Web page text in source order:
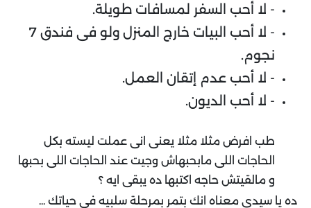
- لا أحب السفر لمسافات طويلة.
- لا أحب البيات خارج المنزل ولو فى فندق 7
نجوم.
- لا أحب عدم إتقان العمل.
- لا أحب الديون.
طب افرض مثلا مثلا يعنى انى عملت ليسته بكل
الحاجات اللى مابحبهاش وجيت عند الحاجات اللى بحبها
و مالقيتش حاجه اكتبها ده يبقى ايه ؟
ده يا سيدى معناه انك بتمر بمرحلة سلبيه فى حياتك ...